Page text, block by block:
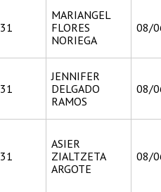
31
MARIANGEL
FLORES
NORIEGA
08/
31
JENNIFER
DELGADO
RAMOS
08/
31
ASIER
ZIALTZETA
ARGOTE
08/